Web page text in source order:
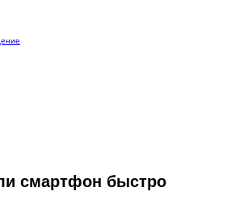
смартфон быстро